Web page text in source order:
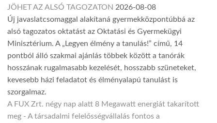
JÖHET AZ ALSÓ TAGOZATON 2026-08-08
Új javaslatcsomaggal alakítaná gyermekközpontúbbá az
alsó tagozatos oktatást az Oktatási és Gyermekügyi
Minisztérium. A „Legyen élmény a tanulás!” című, 14
pontból álló szakmai ajánlás többek között a tanórák
hosszának rugalmasabb kezelését, hosszabb szüneteket,
kevesebb házi feladatot és élményalapú tanulást is
szorgalmaz.
A FUX Zrt. négy nap alatt 8 Megawatt energiát takarított
meg - A társadalmi felelősségvállalás fontos a